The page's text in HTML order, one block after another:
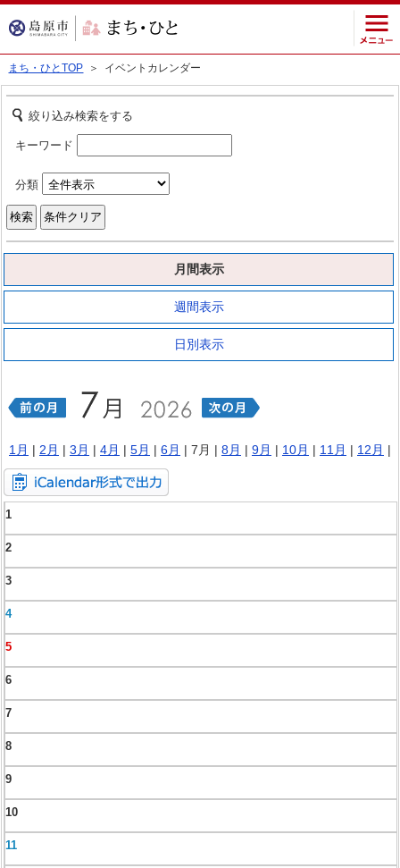
まち・ひとTOP ＞ イベントカレンダー
絞り込み検索をする
キーワード
分類
月間表示
週間表示
日別表示
1月 | 2月 | 3月 | 4月 | 5月 | 6月 | 7月 | 8月 | 9月 | 10月 | 11月 | 12月 |
1
2
3
4
5
6
7
8
9
10
11